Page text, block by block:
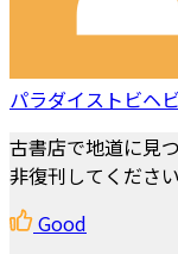
パラダイストビヘビ
古書店で地道に見
非復刊してください
Good